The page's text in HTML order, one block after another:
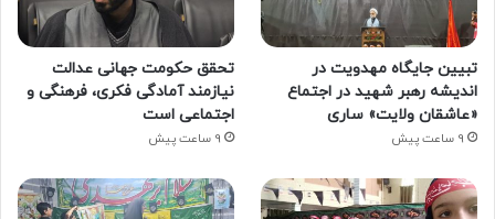
تبیین جایگاه مهدویت در
اندیشه رهبر شهید در اجتماع
«عاشقان ولایت» ساری
9 ساعت پیش
تحقق حکومت جهانی عدالت
نیازمند آمادگی فکری، فرهنگی و
اجتماعی است
9 ساعت پیش